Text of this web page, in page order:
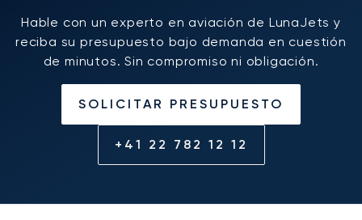
Hable con un experto en aviación de LunaJets y
reciba su presupuesto bajo demanda en cuestión
de minutos. Sin compromiso ni obligación.
SOLICITAR PRESUPUESTO
+41 22 782 12 12